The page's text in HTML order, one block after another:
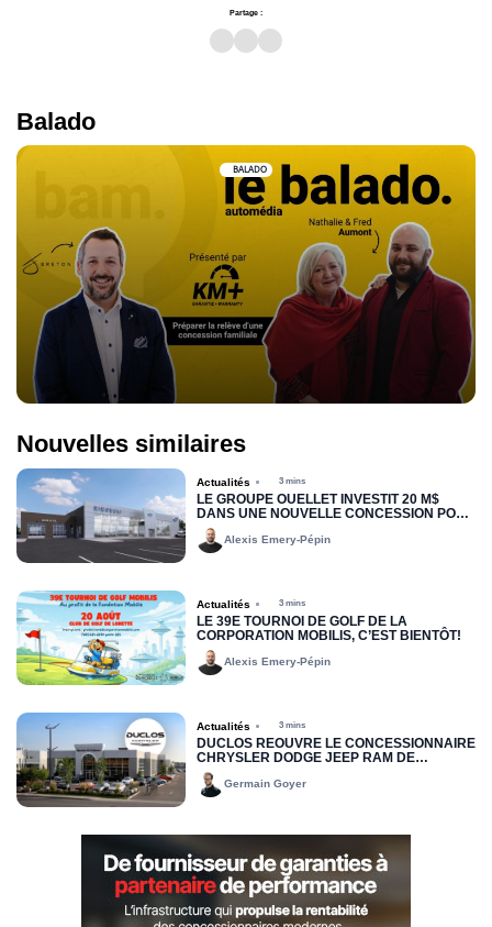
Partage :
Balado
BALADO
Nouvelles similaires
Actualités 3 mins
LE GROUPE OUELLET INVESTIT 20 M$
DANS UNE NOUVELLE CONCESSION POUR
RIMOUSKI FORD
Alexis Emery-Pépin
Actualités 3 mins
LE 39E TOURNOI DE GOLF DE LA
CORPORATION MOBILIS, C’EST BIENTÔT!
Alexis Emery-Pépin
Actualités 3 mins
DUCLOS RÉOUVRE LE CONCESSIONNAIRE
CHRYSLER DODGE JEEP RAM DE
DRUMMONDVILLE
Germain Goyer